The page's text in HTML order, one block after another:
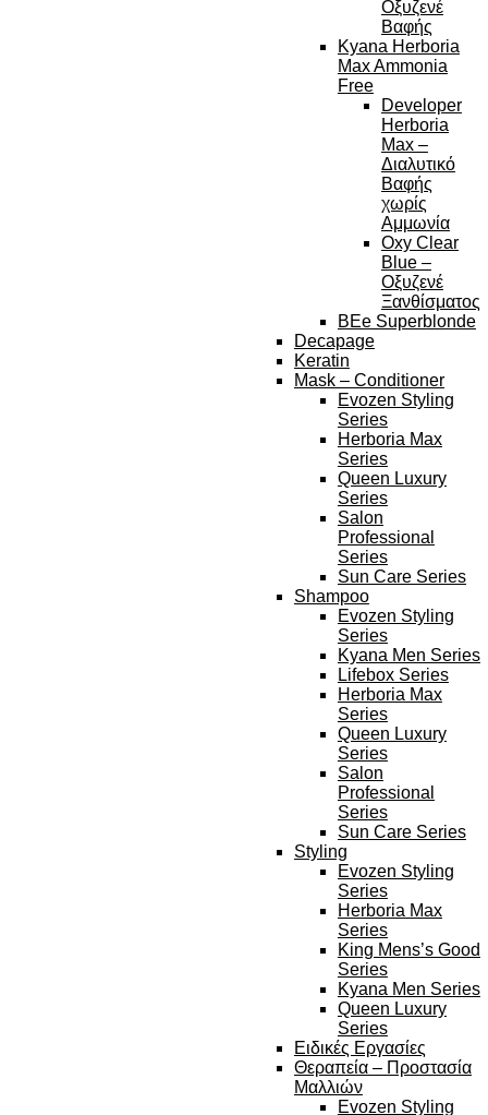
Οξυζενέ
Βαφής
Kyana Herboria
Max Ammonia
Free
Developer
Herboria
Max –
Διαλυτικό
Βαφής
χωρίς
Αμμωνία
Oxy Clear
Blue –
Οξυζενέ
Ξανθίσματος
BEe Superblonde
Decapage
Keratin
Mask – Conditioner
Evozen Styling
Series
Herboria Max
Series
Queen Luxury
Series
Salon
Professional
Series
Sun Care Series
Shampoo
Evozen Styling
Series
Kyana Men Series
Lifebox Series
Herboria Max
Series
Queen Luxury
Series
Salon
Professional
Series
Sun Care Series
Styling
Evozen Styling
Series
Herboria Max
Series
King Mens’s Good
Series
Kyana Men Series
Queen Luxury
Series
Ειδικές Εργασίες
Θεραπεία – Προστασία
Μαλλιών
Evozen Styling